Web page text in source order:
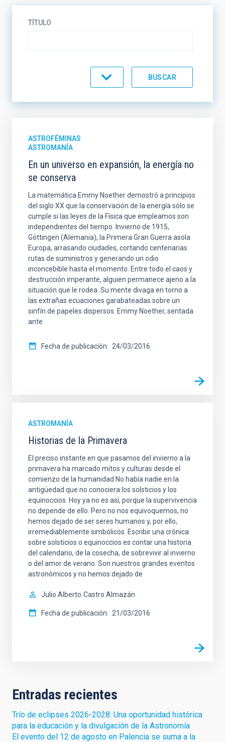
TÍTULO
ASTROFÉMINAS
ASTROMANÍA
En un universo en expansión, la energía no
se conserva
La matemática Emmy Noether demostró a principios
del siglo XX que la conservación de la energía sólo se
cumple si las leyes de la Física que empleamos son
independientes del tiempo. Invierno de 1915,
Göttingen (Alemania), la Primera Gran Guerra asola
Europa, arrasando ciudades, cortando centenarias
rutas de suministros y generando un odio
inconcebible hasta el momento. Entre todo el caos y
destrucción imperante, alguien permanece ajeno a la
situación que le rodea. Su mente divaga en torno a
las extrañas ecuaciones garabateadas sobre un
sinfín de papeles dispersos. Emmy Noether, sentada
ante
Fecha de publicación 24/03/2016
ASTROMANÍA
Historias de la Primavera
El preciso instante en que pasamos del invierno a la
primavera ha marcado mitos y culturas desde el
comienzo de la humanidad No había nadie en la
antigüedad que no conociera los solsticios y los
equinoccios. Hoy ya no es así, porque la supervivencia
no depende de ello. Pero no nos equivoquemos, no
hemos dejado de ser seres humanos y, por ello,
irremediablemente simbólicos. Escribir una crónica
sobre solsticios o equinoccios es contar una historia
del calendario, de la cosecha, de sobrevivir al invierno
o del amor de verano. Son nuestros grandes eventos
astronómicos y no hemos dejado de
Julio Alberto Castro Almazán
Fecha de publicación 21/03/2016
Entradas recientes
Trío de eclipses 2026-2028: Una oportunidad histórica
para la educación y la divulgación de la Astronomía
El evento del 12 de agosto en Palencia se suma a la